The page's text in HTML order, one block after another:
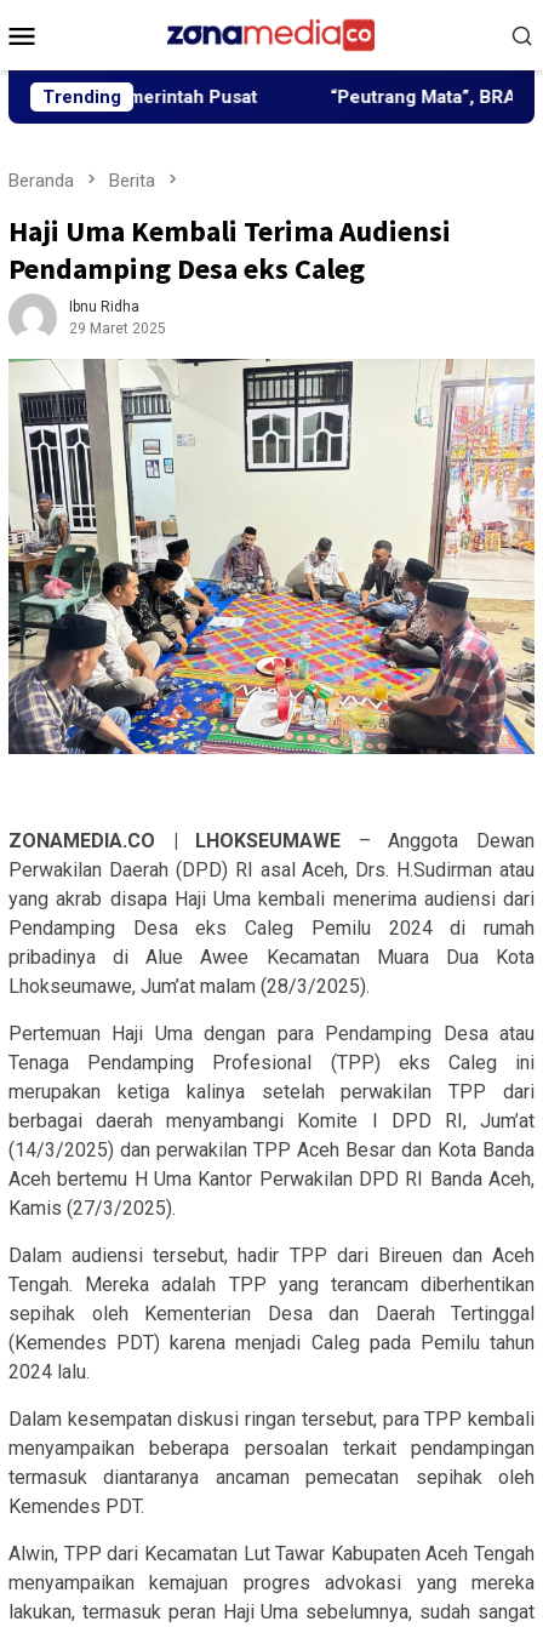
ke
Mobile
Trending
Pemerintah Pusat “Peutrang Mata”, BRA Aceh
Beranda Berita
Haji Uma Kembali Terima Audiensi
Pendamping Desa eks Caleg
Ibnu Ridha
29 Maret 2025
ZONAMEDIA.CO | LHOKSEUMAWE – Anggota Dewan
Perwakilan Daerah (DPD) RI asal Aceh, Drs. H.Sudirman atau
yang akrab disapa Haji Uma kembali menerima audiensi dari
Pendamping Desa eks Caleg Pemilu 2024 di rumah
pribadinya di Alue Awee Kecamatan Muara Dua Kota
Lhokseumawe, Jum’at malam (28/3/2025).
Pertemuan Haji Uma dengan para Pendamping Desa atau
Tenaga Pendamping Profesional (TPP) eks Caleg ini
merupakan ketiga kalinya setelah perwakilan TPP dari
berbagai daerah menyambangi Komite I DPD RI, Jum’at
(14/3/2025) dan perwakilan TPP Aceh Besar dan Kota Banda
Aceh bertemu H Uma Kantor Perwakilan DPD RI Banda Aceh,
Kamis (27/3/2025).
Dalam audiensi tersebut, hadir TPP dari Bireuen dan Aceh
Tengah. Mereka adalah TPP yang terancam diberhentikan
sepihak oleh Kementerian Desa dan Daerah Tertinggal
(Kemendes PDT) karena menjadi Caleg pada Pemilu tahun
2024 lalu.
Dalam kesempatan diskusi ringan tersebut, para TPP kembali
menyampaikan beberapa persoalan terkait pendampingan
termasuk diantaranya ancaman pemecatan sepihak oleh
Kemendes PDT.
Alwin, TPP dari Kecamatan Lut Tawar Kabupaten Aceh Tengah
menyampaikan kemajuan progres advokasi yang mereka
lakukan, termasuk peran Haji Uma sebelumnya, sudah sangat